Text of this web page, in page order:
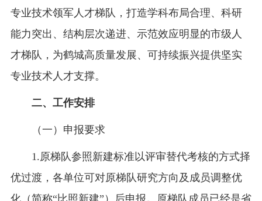
专业技术领军人才梯队，打造学科布局合理、科研
能力突出、结构层次递进、示范效应明显的市级人
才梯队，为鹤城高质量发展、可持续振兴提供坚实
专业技术人才支撑。
二、工作安排
（一）申报要求
1.原梯队参照新建标准以评审替代考核的方式择
优过渡，各单位可对原梯队研究方向及成员调整优
化（简称“比照新建”）后申报。原梯队成员已经是省